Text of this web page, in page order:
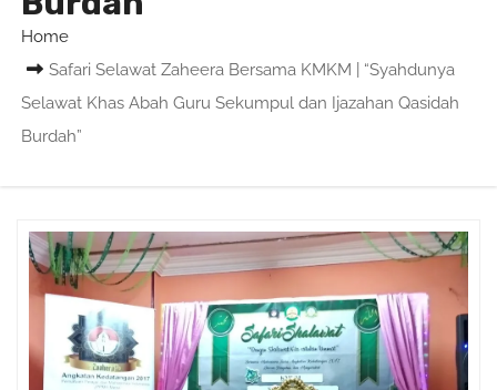
Home
Safari Selawat Zaheera Bersama KMKM | “Syahdunya
Selawat Khas Abah Guru Sekumpul dan Ijazahan Qasidah
Burdah”